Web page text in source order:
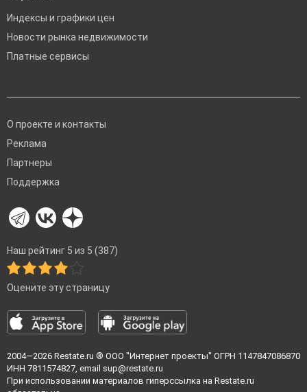
Индексы и графики цен
Новости рынка недвижимости
Платные сервисы
О проекте и контакты
Реклама
Партнеры
Поддержка
Наш рейтинг 5 из 5 (387)
Оцените эту страницу
2004—2026 Restate.ru ® ООО "Интернет проекты" ОГРН 1147847086870
ИНН 7811574827, email sup@restate.ru
При использовании материалов гиперссылка на Restate.ru